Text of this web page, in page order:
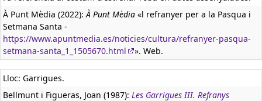
À Punt Mèdia (2022):À Punt Mèdia «l refranyer per a la Pasqua i
Setmana Santa -
https://www.apuntmedia.es/noticies/cultura/refranyer-pasqua-
setmana-santa_1_1505670.html
». Web.
Lloc: Garrigues.
Bellmunt i Figueras, Joan (1987): Les Garrigues III. Refranys